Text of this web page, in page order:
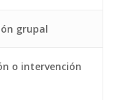
grupal
o intervención